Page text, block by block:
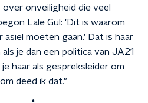
onveiligheid die veel
Lale Gül: 'Dit is waarom
moeten gaan.' Dat is haar
je dan een politica van JA21
haar als gespreksleider om
deed ik dat."